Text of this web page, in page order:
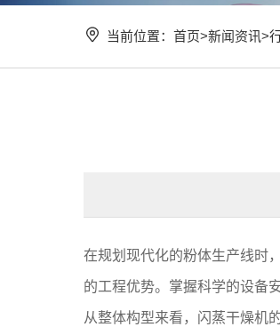
当前位置：首页>新闻资讯>
在规划现代化的粉体生产线时
的工程优势。掌握科学的设备
从整体构型来看，闪蒸干燥机